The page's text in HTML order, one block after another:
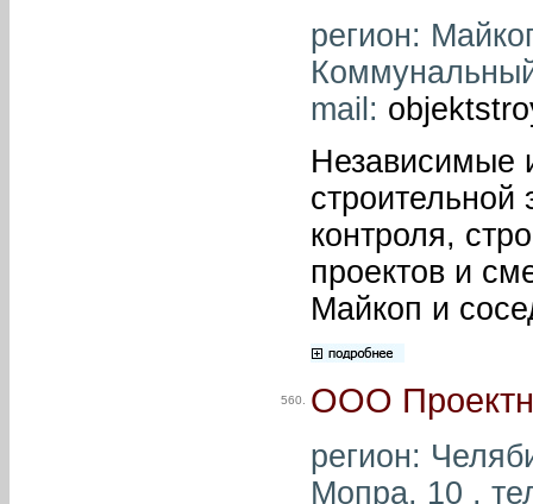
регион:
mail:
Независимые
строительной
контроля,
проектов и
Майкоп и
560. ООО
регион:
Мопра, 10 ,